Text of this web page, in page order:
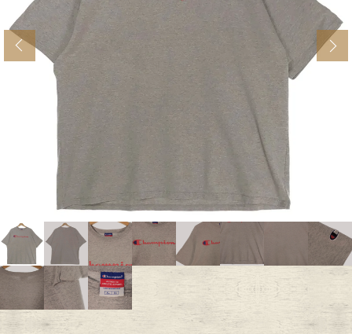
店舗紹介
ブランドから探す スタッフコーディネート
年代から探す 古着卸DOCK
メンズ商品カテゴリーから探す
Tops Outer
Bottoms Fafatt
レディース商品カテゴリーから探す